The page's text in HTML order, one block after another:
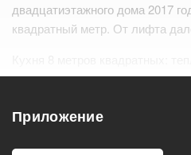
двадцатиэтажного дома 2017
квадратный метр. От лифта
(можно разложить и увеличить
Приложение